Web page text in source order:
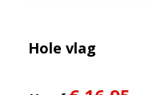
Hole vlag